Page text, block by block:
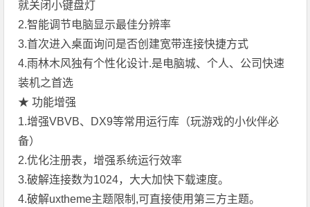
就关闭小键盘灯
2.智能调节电脑显示最佳分辨率
3.首次进入桌面询问是否创建宽带连接快捷方式
4.雨林木风独有个性化设计.是电脑城、个人、公司快速
装机之首选
★ 功能增强
1.增强VBVB、DX9等常用运行库（玩游戏的小伙伴必
备）
2.优化注册表，增强系统运行效率
3.破解连接数为1024，大大加快下载速度。
4.破解uxtheme主题限制,可直接使用第三方主题。